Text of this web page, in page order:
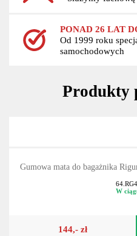
PONAD 26 LAT
Od 1999 roku
samochodowych
Produkty
Gumowa mata do bagażnika
W
144,- zł